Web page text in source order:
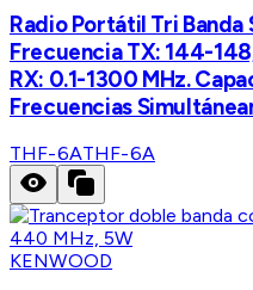
Radio Portátil Tri
Frecuencia TX: 144-
RX: 0.1-1300 MHz.
Frecuencias
THF-6ATHF-6A
KENWOOD